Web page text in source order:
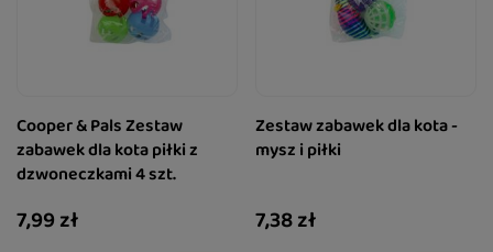
Cooper & Pals Zestaw
zabawek dla kota piłki z
dzwoneczkami 4 szt.
7,99 zł
Zestaw zabawek dla kota -
mysz i piłki
7,38 zł